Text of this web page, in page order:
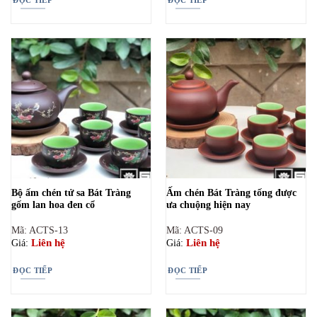
Bộ ấm chén tử sa Bát Tràng
gốm lan hoa đen cổ
Mã: ACTS-13
Giá: Liên hệ
ĐỌC TIẾP
Ấm chén Bát Tràng tống được
ưa chuộng hiện nay
Mã: ACTS-09
Giá: Liên hệ
ĐỌC TIẾP